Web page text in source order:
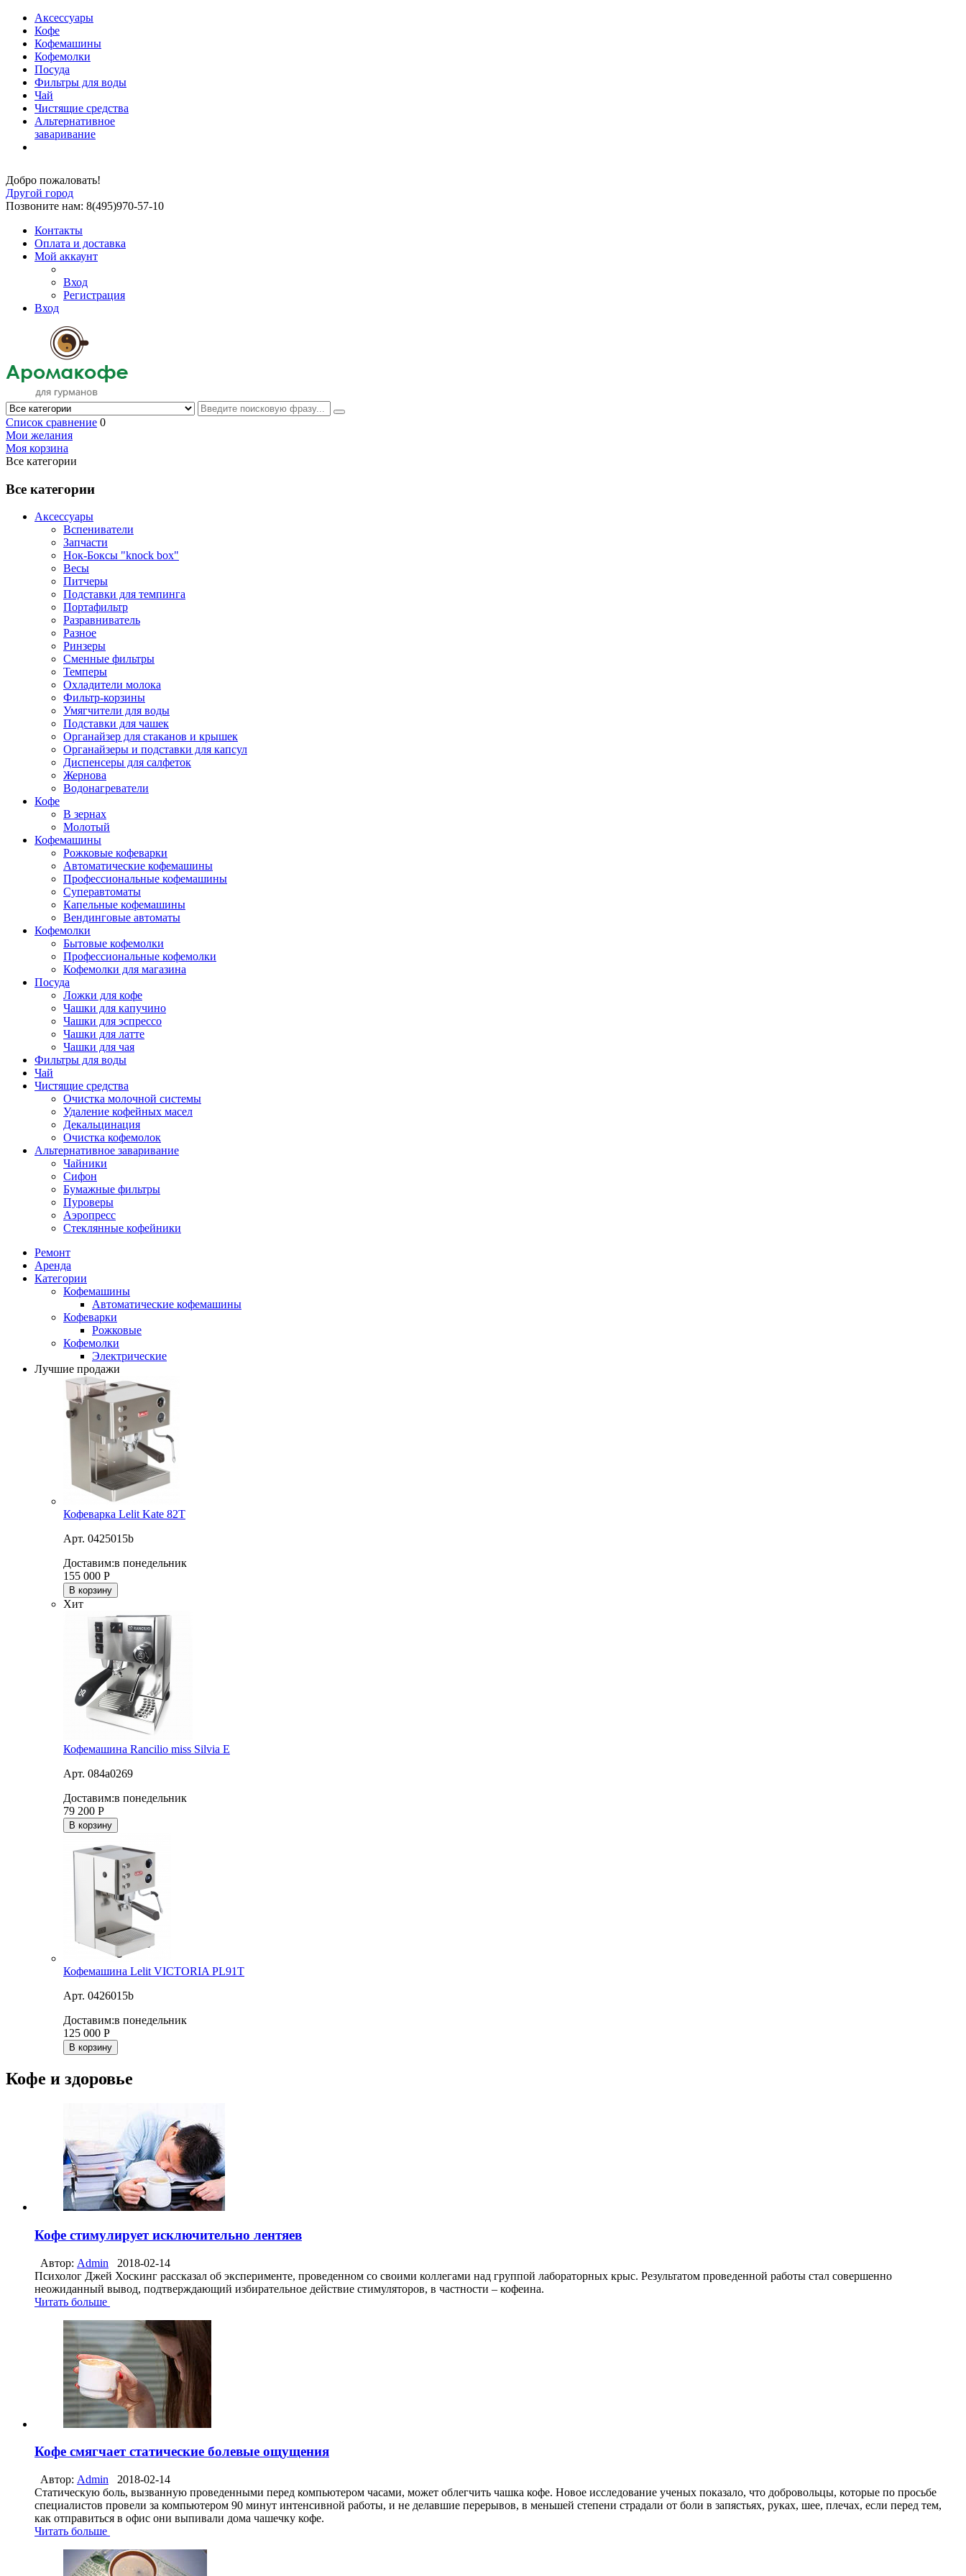
Аксессуары
Кофе
Кофемашины
Кофемолки
Посуда
Фильтры для воды
Чай
Чистящие средства
Альтернативное
заваривание
Добро пожаловать!
Другой город
Позвоните нам: 8(495)970-57-10
Контакты
Оплата и доставка
Мой аккаунт
Вход
Регистрация
Вход
Список сравнение 0
Мои желания
Моя корзина
Все категории
Все категории
Аксессуары
Вспениватели
Запчасти
Нок-Боксы "knock box"
Весы
Питчеры
Подставки для темпинга
Портафильтр
Разравниватель
Разное
Ринзеры
Сменные фильтры
Темперы
Охладители молока
Фильтр-корзины
Умягчители для воды
Подставки для чашек
Органайзер для стаканов и крышек
Органайзеры и подставки для капсул
Диспенсеры для салфеток
Жернова
Водонагреватели
Кофе
В зернах
Молотый
Кофемашины
Рожковые кофеварки
Автоматические кофемашины
Профессиональные кофемашины
Суперавтоматы
Капельные кофемашины
Вендинговые автоматы
Кофемолки
Бытовые кофемолки
Профессиональные кофемолки
Кофемолки для магазина
Посуда
Ложки для кофе
Чашки для капучино
Чашки для эспрессо
Чашки для латте
Чашки для чая
Фильтры для воды
Чай
Чистящие средства
Очистка молочной системы
Удаление кофейных масел
Декальцинация
Очистка кофемолок
Альтернативное заваривание
Чайники
Сифон
Бумажные фильтры
Пуроверы
Аэропресс
Стеклянные кофейники
Ремонт
Аренда
Категории
Кофемашины
Автоматические кофемашины
Кофеварки
Рожковые
Кофемолки
Электрические
Лучшие продажи
Кофеварка Lelit Kate 82T
Арт. 0425015b
Доставим:в понедельник
155 000 Р
В корзину
Хит
Кофемашина Rancilio miss Silvia E
Арт. 084a0269
Доставим:в понедельник
79 200 Р
В корзину
Кофемашина Lelit VICTORIA PL91T
Арт. 0426015b
Доставим:в понедельник
125 000 Р
В корзину
Кофе и здоровье
Кофе стимулирует исключительно лентяев
Автор: Admin
2018-02-14
Психолог Джей Хоскинг рассказал об эксперименте, проведенном со своими коллегами над группой лабораторных крыс. Результатом проведенной работы стал совершенно
неожиданный вывод, подтверждающий избирательное действие стимуляторов, в частности – кофеина.
Читать больше
Кофе смягчает статические болевые ощущения
Автор: Admin
2018-02-14
Статическую боль, вызванную проведенными перед компьютером часами, может облегчить чашка кофе. Новое исследование ученых показало, что добровольцы, которые по просьбе
специалистов провели за компьютером 90 минут интенсивной работы, и не делавшие перерывов, в меньшей степени страдали от боли в запястьях, руках, шее, плечах, если перед тем,
как отправиться в офис они выпивали дома чашечку кофе.
Читать больше